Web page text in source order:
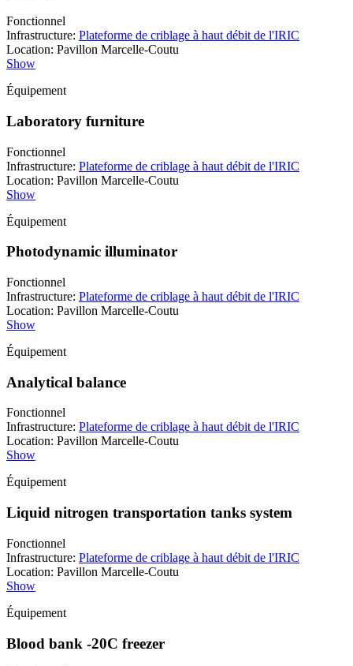
Fonctionnel
Infrastructure: Plateforme de criblage à haut débit de l'IRIC
Location: Pavillon Marcelle-Coutu
Show
Équipement
Laboratory furniture
Fonctionnel
Infrastructure: Plateforme de criblage à haut débit de l'IRIC
Location: Pavillon Marcelle-Coutu
Show
Équipement
Photodynamic illuminator
Fonctionnel
Infrastructure: Plateforme de criblage à haut débit de l'IRIC
Location: Pavillon Marcelle-Coutu
Show
Équipement
Analytical balance
Fonctionnel
Infrastructure: Plateforme de criblage à haut débit de l'IRIC
Location: Pavillon Marcelle-Coutu
Show
Équipement
Liquid nitrogen transportation tanks system
Fonctionnel
Infrastructure: Plateforme de criblage à haut débit de l'IRIC
Location: Pavillon Marcelle-Coutu
Show
Équipement
Blood bank -20C freezer